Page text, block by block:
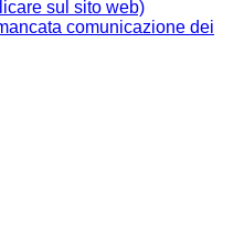
sul sito web)
comunicazione dei